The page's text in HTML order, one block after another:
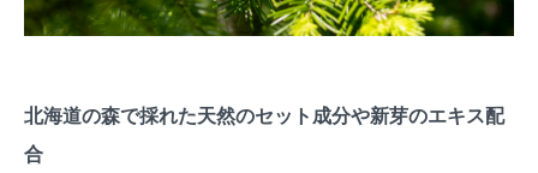
北海道の森で採れた天然のセット成分や新芽のエキス配
合